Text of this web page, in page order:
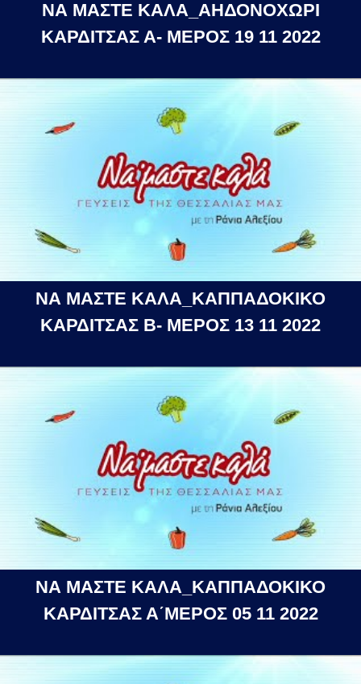
ΝΑ ΜΑΣΤΕ ΚΑΛΑ_ΑΗΔΟΝΟΧΩΡΙ
ΚΑΡΔΙΤΣΑΣ Α- ΜΕΡΟΣ 19 11 2022
ΝΑ ΜΑΣΤΕ ΚΑΛΑ_ΚΑΠΠΑΔΟΚΙΚΟ
ΚΑΡΔΙΤΣΑΣ Β- ΜΕΡΟΣ 13 11 2022
ΝΑ ΜΑΣΤΕ ΚΑΛΑ_ΚΑΠΠΑΔΟΚΙΚΟ
ΚΑΡΔΙΤΣΑΣ Α΄ΜΕΡΟΣ 05 11 2022